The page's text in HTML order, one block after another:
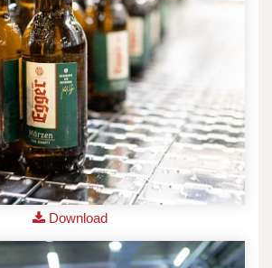
Download